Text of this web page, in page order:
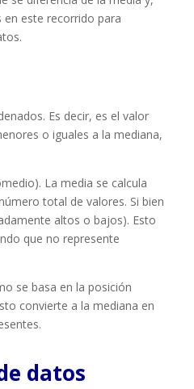
este recorrido para
Es decir, es el valor
o iguales a la mediana,
La media se calcula
total de valores. Si bien
altos o bajos). Esto
que no represente
se basa en la posición
convierte a la mediana en
datos